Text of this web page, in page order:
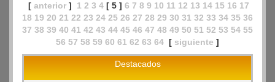
[ anterior ] 1 2 3 4 [ 5 ] 6 7 8 9 10 11 12 13 14 15 16 17
18 19 20 21 22 23 24 25 26 27 28 29 30 31 32 33 34 35 36
37 38 39 40 41 42 43 44 45 46 47 48 49 50 51 52 53 54 55
56 57 58 59 60 61 62 63 64 [ siguiente ]
Destacados